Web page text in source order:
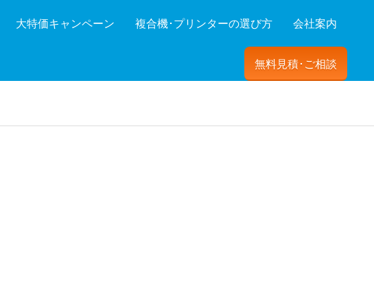
大特価キャンペーン 複合機･プリンターの選び方 会社案内
無料見積･ご相談